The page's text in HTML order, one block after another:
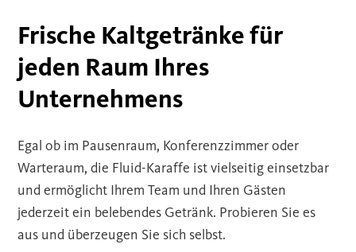
Frische Kaltgetränke für
jeden Raum Ihres
Unternehmens
Egal ob im Pausenraum, Konferenzzimmer oder
Warteraum, die Fluid-Karaffe ist vielseitig einsetzbar
und ermöglicht Ihrem Team und Ihren Gästen
jederzeit ein belebendes Getränk. Probieren Sie es
aus und überzeugen Sie sich selbst.